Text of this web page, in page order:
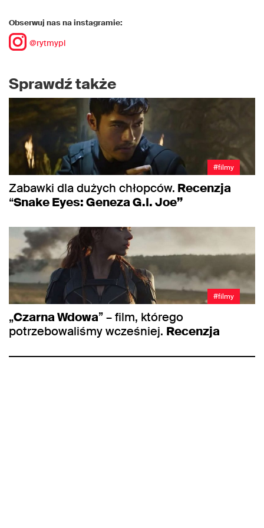
Obserwuj nas na instagramie:
@rytmypl
Sprawdź także
#filmy
Zabawki dla dużych chłopców. Recenzja
“Snake Eyes: Geneza G.I. Joe”
#filmy
„Czarna Wdowa” – film, którego
potrzebowaliśmy wcześniej. Recenzja